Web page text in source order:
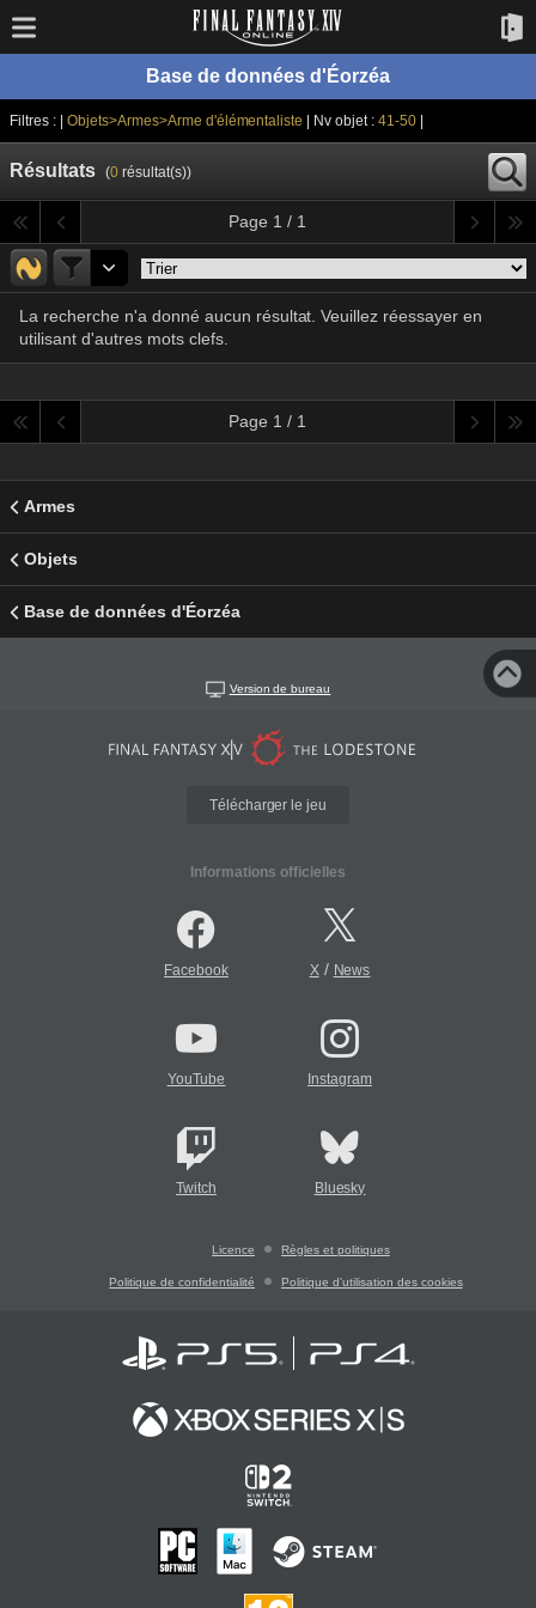
Base de données d'Éorzéa
Filtres : | Objets>Armes>Arme d'élémentaliste | Nv objet :41-50
Résultats (0résultat(s))
Page 1 / 1
La recherche n'a donné aucun résultat. Veuillez réessayer en
utilisant d'autres mots clefs.
Page 1 / 1
Armes
Objets
Base de données d'Éorzéa
Version de bureau
Télécharger le jeu
Informations officielles
Facebook X/ News
YouTube Instagram
Twitch Bluesky
Licence Règles et politiques
Politique de confidentialité Politique d'utilisation des cookies